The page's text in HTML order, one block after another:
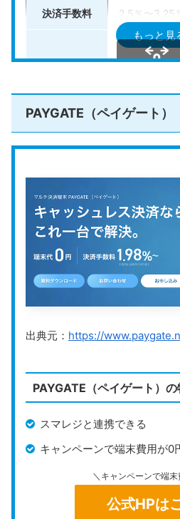
決済手数料 2.5％〜3.25
クレジッ
QRコー
入金サイクル
翌営業日入金
（三井住友
公式HP https://
スクロールでき
Squareは、世界で400万以上の
るPOSレジサービスです。初期
決済手数料のみで利用できるた
されているポイントと言えるで
用意されている端末
用途に合わせた選択
スマホと連携して使う「
レシート印刷も可能な「
もっと見
PAYGATE（ペイゲート）
出典元： https://
PAYGATE（ペイゲート）の
スマレジと連携できる
キャンペーンで端末費用が0
＼キャンペーンで端
公式HPは